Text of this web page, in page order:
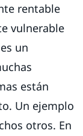
rentable
vulnerable
un
están
Un ejemplo
otros. En